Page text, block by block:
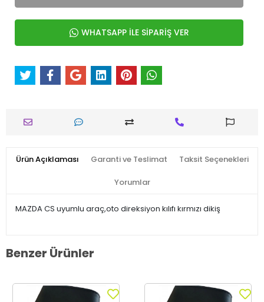
WHATSAPP İLE SİPARİŞ VER
Ürün Açıklaması Garanti ve Teslimat Taksit Seçenekleri
Yorumlar
MAZDA CS uyumlu araç,oto direksiyon kılıfı kırmızı dikiş
Benzer Ürünler